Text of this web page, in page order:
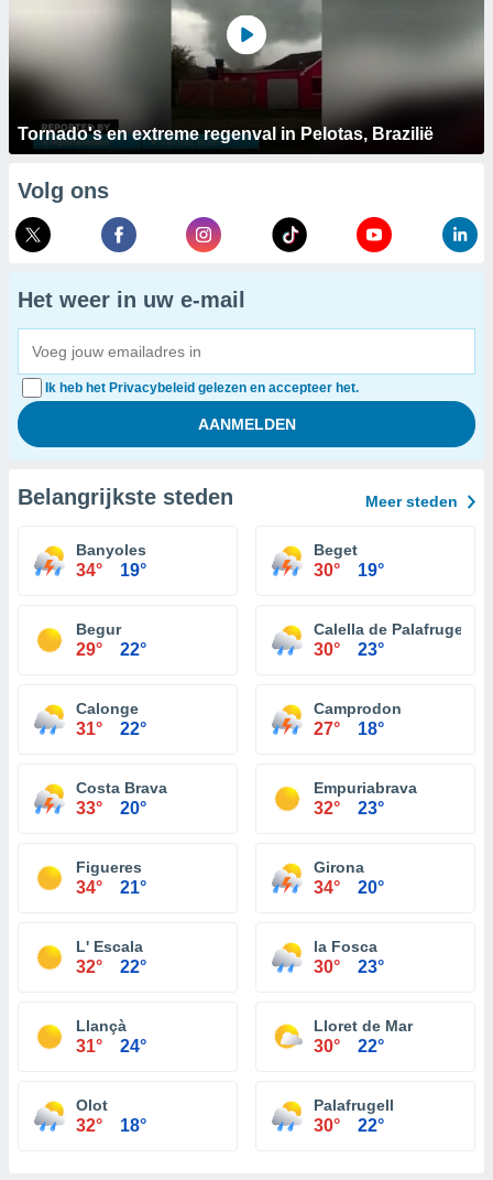
Tornado's en extreme regenval in Pelotas, Brazilië
Volg ons
Het weer in uw e-mail
Ik heb het Privacybeleid gelezen en accepteer het.
Belangrijkste steden Meer steden
Banyoles
34° 19°
Beget
30° 19°
Begur
29° 22°
Calella de Palafrugell
30° 23°
Calonge
31° 22°
Camprodon
27° 18°
Costa Brava
33° 20°
Empuriabrava
32° 23°
Figueres
34° 21°
Girona
34° 20°
L' Escala
32° 22°
la Fosca
30° 23°
Llançà
31° 24°
Lloret de Mar
30° 22°
Olot
32° 18°
Palafrugell
30° 22°